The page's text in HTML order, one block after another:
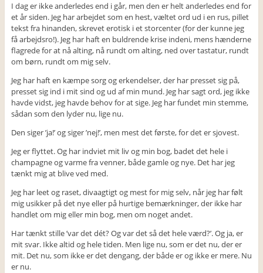
I dag er ikke anderledes end i går, men den er helt anderledes end for
et år siden. Jeg har arbejdet som en hest, væltet ord ud i en rus, pillet
tekst fra hinanden, skrevet erotisk i et storcenter (for der kunne jeg
få arbejdsro!). Jeg har haft en buldrende krise indeni, mens hænderne
flagrede for at nå alting, nå rundt om alting, ned over tastatur, rundt
om børn, rundt om mig selv.
Jeg har haft en kæmpe sorg og erkendelser, der har presset sig på,
presset sig ind i mit sind og ud af min mund. Jeg har sagt ord, jeg ikke
havde vidst, jeg havde behov for at sige. Jeg har fundet min stemme,
sådan som den lyder nu, lige nu.
Den siger ’ja!’ og siger ’nej!’, men mest det første, for det er sjovest.
Jeg er flyttet. Og har indviet mit liv og min bog, badet det hele i
champagne og varme fra venner, både gamle og nye. Det har jeg
tænkt mig at blive ved med.
Jeg har leet og raset, divaagtigt og mest for mig selv, når jeg har følt
mig usikker på det nye eller på hurtige bemærkninger, der ikke har
handlet om mig eller min bog, men om noget andet.
Har tænkt stille ’var det dét? Og var det så det hele værd?’. Og ja, er
mit svar. Ikke altid og hele tiden. Men lige nu, som er det nu, der er
mit. Det nu, som ikke er det dengang, der både er og ikke er mere. Nu
er nu.